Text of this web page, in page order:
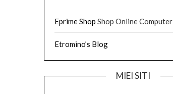
Eprime Shop Shop Online Computer
Etromino’s Blog
MIEI SITI